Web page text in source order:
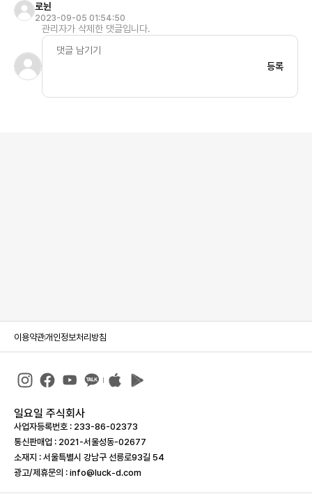
로뉜
2023-09-05 01:54:50
관리자가 삭제한 댓글입니다.
등록
이용약관개인정보처리방침
일요일 주식회사
사업자등록번호 : 233-86-023­73
통신판매업 : 2021-서울성동-02677
소재지 : 서울특별시 강남구 선릉로93길 54
광고/제휴문의 : info@luck-d.com